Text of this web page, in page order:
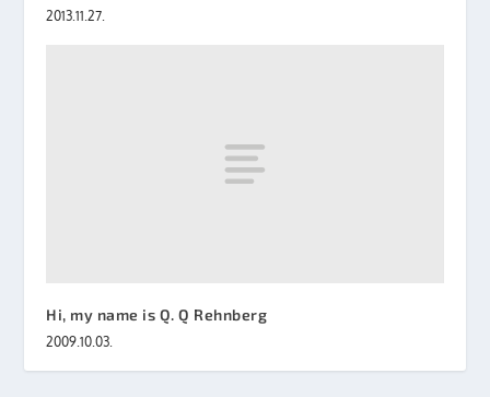
2013.11.27.
Hi, my name is Q. Q Rehnberg
2009.10.03.